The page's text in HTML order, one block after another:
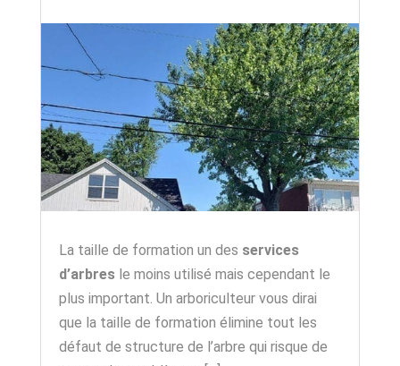
La taille de formation un des services
d’arbres le moins utilisé mais cependant le
plus important. Un arboriculteur vous dirai
que la taille de formation élimine tout les
défaut de structure de l’arbre qui risque de